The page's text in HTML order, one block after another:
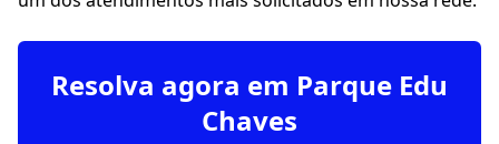
Resolva agora em Parque Edu
Chaves